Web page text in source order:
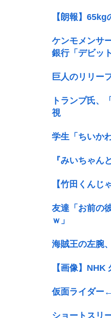
【朗報】
ケンモメンサ
銀行「デビッ
巨人のリリー
トランプ氏、
視
学生「ちいか
『みいちゃん
【竹田くんじ
友達「お前の
ｗ」
海賊王の左腕
【画像】
仮面ライダー
ショートスリ